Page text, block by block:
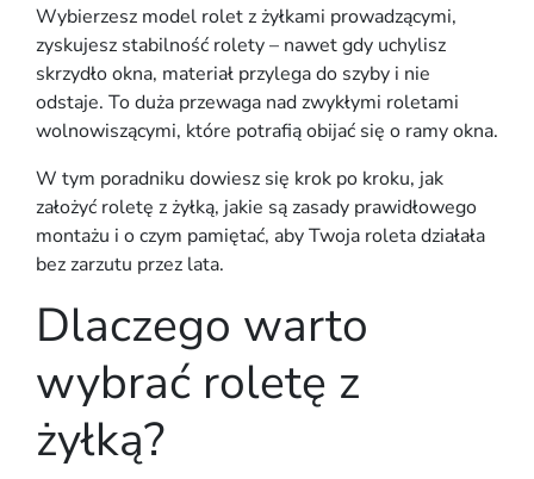
Wybierzesz model rolet z żyłkami prowadzącymi,
zyskujesz stabilność rolety – nawet gdy uchylisz
skrzydło okna, materiał przylega do szyby i nie
odstaje. To duża przewaga nad zwykłymi roletami
wolnowiszącymi, które potrafią obijać się o ramy okna.
W tym poradniku dowiesz się krok po kroku, jak
założyć roletę z żyłką, jakie są zasady prawidłowego
montażu i o czym pamiętać, aby Twoja roleta działała
bez zarzutu przez lata.
Dlaczego warto
wybrać roletę z
żyłką?